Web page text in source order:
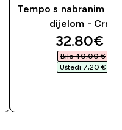
Tempo s nabranim
dijelom - Crna
32.80€‎
Bilo 40,00 €‎
Uštedi 7,20 €‎